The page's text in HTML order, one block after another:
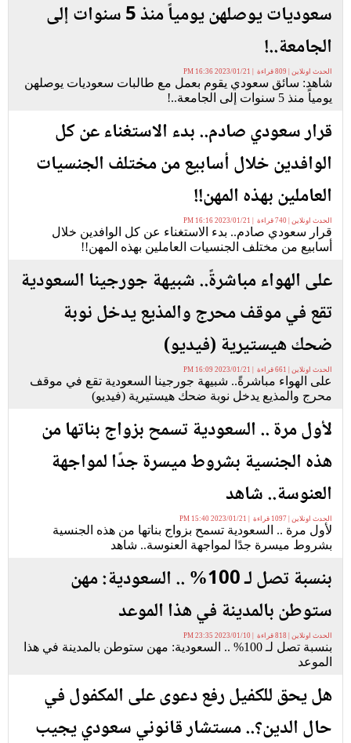
سعوديات يوصلهن يومياً منذ 5 سنوات إلى
الجامعة..!
الحدث اونلاين | 809 قراءة | 2023/01/21 16:36 PM
شاهد: سائق سعودي يقوم بعمل مع طالبات سعوديات يوصلهن
يومياً منذ 5 سنوات إلى الجامعة..!
قرار سعودي صادم.. بدء الاستغناء عن كل
الوافدين خلال أسابيع من مختلف الجنسيات
العاملين بهذه المهن!!
الحدث اونلاين | 740 قراءة | 2023/01/21 16:16 PM
قرار سعودي صادم.. بدء الاستغناء عن كل الوافدين خلال
أسابيع من مختلف الجنسيات العاملين بهذه المهن!!
على الهواء مباشرةً.. شبيهة جورجينا السعودية
تقع في موقف محرج والمذيع يدخل نوبة
ضحك هيستيرية (فيديو)
الحدث اونلاين | 661 قراءة | 2023/01/21 16:09 PM
على الهواء مباشرةً.. شبيهة جورجينا السعودية تقع في موقف
محرج والمذيع يدخل نوبة ضحك هيستيرية (فيديو)
لأول مرة .. السعودية تسمح بزواج بناتها من
هذه الجنسية بشروط ميسرة جدًا لمواجهة
العنوسة.. شاهد
الحدث اونلاين | 1097 قراءة | 2023/01/21 15:40 PM
لأول مرة .. السعودية تسمح بزواج بناتها من هذه الجنسية
بشروط ميسرة جدًا لمواجهة العنوسة.. شاهد
بنسبة تصل لـ 100% .. السعودية: مهن
ستوطن بالمدينة في هذا الموعد
الحدث اونلاين | 818 قراءة | 2023/01/10 23:35 PM
بنسبة تصل لـ 100% .. السعودية: مهن ستوطن بالمدينة في هذا
الموعد
هل يحق للكفيل رفع دعوى على المكفول في
حال الدين؟.. مستشار قانوني سعودي يجيب